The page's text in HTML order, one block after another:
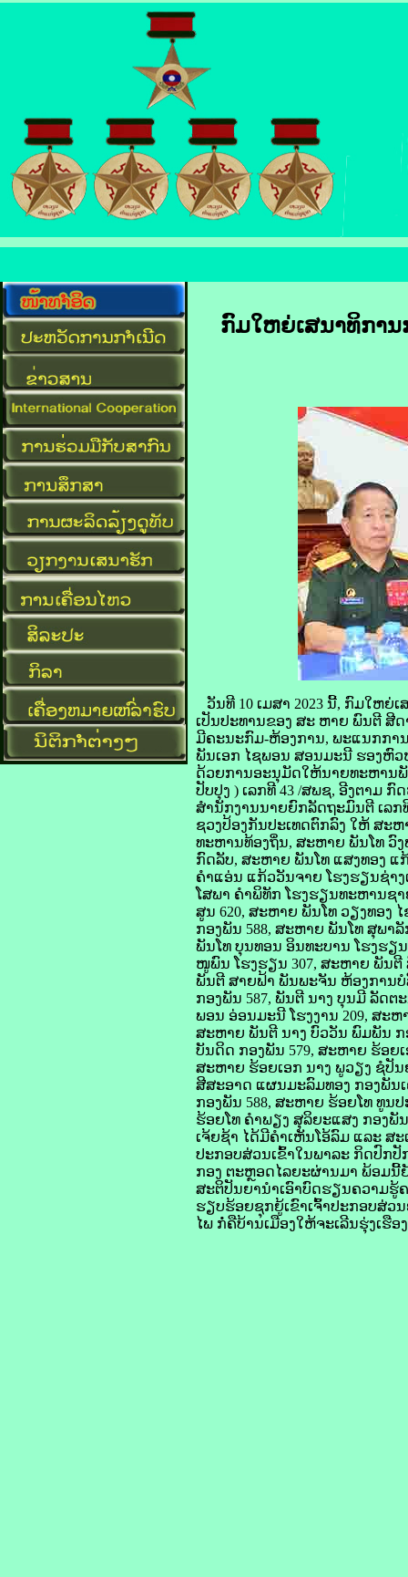
ກົມໃຫຍ່ເສນາທິການ
ວັນທີ 10 ເມສາ 2023 ນີ້, ກົມໃຫຍ່
ເປັນປະທານຂອງ ສະ ຫາຍ ພົນຕີ ສີ
ມີຄະນະກົມ-ຫ້ອງການ, ພະແນກກາ
ພັນເອກ ໄຊພອນ ສອນມະນີ ຮອງຫົ
ດ້ວຍການອະນຸມັດໃຫ້ນາຍທະຫານ
ປັບປຸງ ) ເລກທີ 43 /ສພຊ, ອີງຕາມ
ສໍານັກງານນາຍຍົກລັດຖະມົນຕີ ເລກ
ຊວງປ້ອງກັນປະເທດຕົກລົງ ໃຫ້ ສະ
ທະຫານທ້ອງຖິ່ນ, ສະຫາຍ ພັນໂທ ວົ
ກົດລັບ, ສະຫາຍ ພັນໂທ ແສງທອງ ແ
ຄໍາແອ່ນ ແກ້ວວັນຈາຍ ໂຮງຮຽນຊ່າ
ໂສພາ ຄໍາພິທັກ ໂຮງຮຽນທະຫານຊ
ສູນ 620, ສະຫາຍ ພັນໂທ ວຽງທອງ
ກອງພັນ 588, ສະຫາຍ ພັນໂທ ສຸພາ
ພັນໂທ ບຸນທອນ ອິນທະບານ ໂຮງຮຽ
ໜູພົນ ໂຮງຮຽນ 307, ສະຫາຍ ພັນ
ພັນຕີ ສາຍຟ້າ ພັນພະຈັນ ຫ້ອງການ
ກອງພັນ 587, ພັນຕີ ນາງ ບຸນມີ ລັດ
ພອນ ອ່ອນມະນີ ໂຮງງານ 209, ສະ
ສະຫາຍ ພັນຕີ ນາງ ບົວວັນ ພົມພັນ ກ
ບັນດິດ ກອງພັນ 579, ສະຫາຍ ຮ້ອຍ
ສະຫາຍ ຮ້ອຍເອກ ນາງ ພູວຽງ ຊໍປັ
ສີສະອາດ ແຜນມະລົມທອງ ກອງພັນ
ກອງພັນ 588, ສະຫາຍ ຮ້ອຍໂທ ທູນ
ຮ້ອຍໂທ ຄໍາພຽງ ສຸລິຍະແສງ ກອງພັ
ເຈ້ຍຊ້າ ໄດ້ມີຄໍາເຫັນໂອ້ລົມ ແລະ ສ
ປະກອບສ່ວນເຂົ້າໃນພາລະ ກິດປົກປັ
ກອງ ຕະຫຼອດໄລຍະຜ່ານມາ ພ້ອມ
ສະຕິປັນຍານຳ​ເອົາບົດຮຽນຄວາມຮູ້
ຮຽບຮ້ອຍຊຸກຍູ້ເຂົາເຈົ້າປະກອບສ່ວ
ໄພ ກໍ່ຄືບ້ານເມືອງໃຫ້ຈະເລີນຮຸ່ງເຮືອ